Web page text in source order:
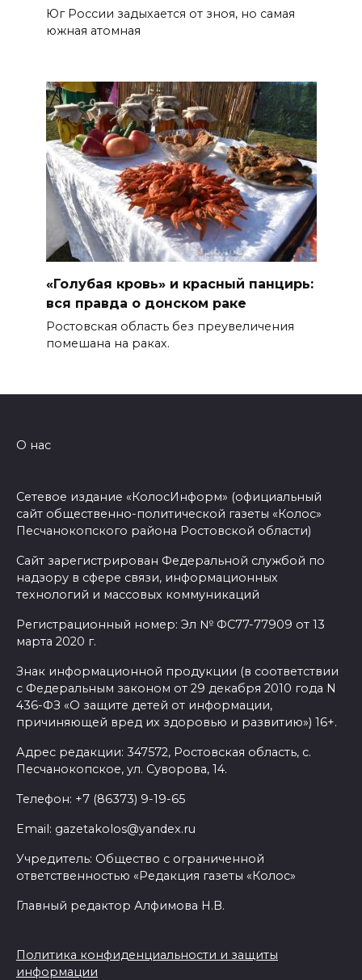
Юг России задыхается от зноя, но самая
южная атомная
«Голубая кровь» и красный панцирь:
вся правда о донском раке
Ростовская область без преувеличения
помешана на раках.
О нас
Сетевое издание «КолосИнформ» (официальный
сайт общественно-политической газеты «Колос»
Песчанокопского района Ростовской области)
Сайт зарегистрирован Федеральной службой по
надзору в сфере связи, информационных
технологий и массовых коммуникаций
Регистрационный номер: Эл № ФС77-77909 от 13
марта 2020 г.
Знак информационной продукции (в соответствии
с Федеральным законом от 29 декабря 2010 года N
436-ФЗ «О защите детей от информации,
причиняющей вред их здоровью и развитию») 16+.
Адрес редакции: 347572, Ростовская область, с.
Песчанокопское, ул. Суворова, 14.
Телефон: +7 (86373) 9-19-65
Email: gazetakolos@yandex.ru
Учредитель: Общество с ограниченной
ответственностью «Редакция газеты «Колос»
Главный редактор Алфимова Н.В.
Политика конфиденциальности и защиты
информации